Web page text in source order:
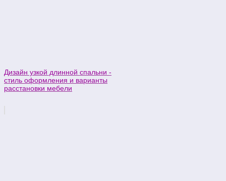
Дизайн узкой длинной спальни -
стиль оформления и варианты
расстановки мебели